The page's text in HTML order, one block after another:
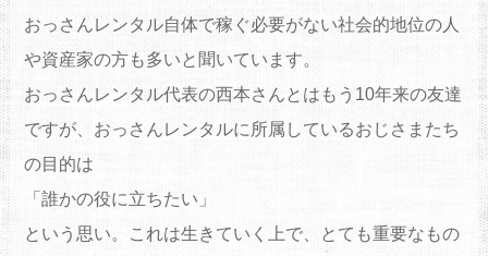
おっさんレンタル自体で稼ぐ必要がない社会的地位の人
や資産家の方も多いと聞いています。
おっさんレンタル代表の西本さんとはもう10年来の友達
ですが、 おっさんレンタルに所属しているおじ さまたち
の目的は
「誰かの役に立ちたい」
という思い。これは生きていく上で、とても重要なもの